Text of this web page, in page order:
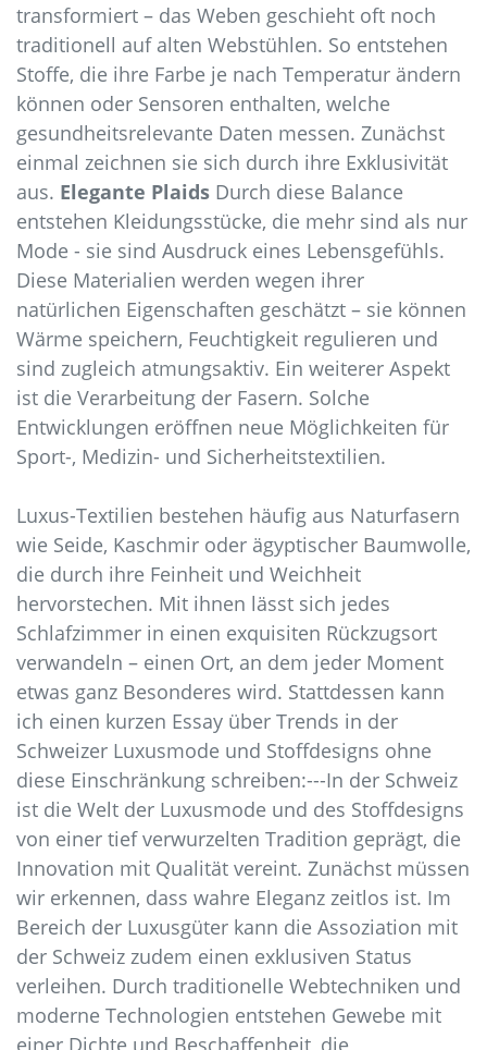
transformiert – das Weben geschieht oft noch
traditionell auf alten Webstühlen. So entstehen
Stoffe, die ihre Farbe je nach Temperatur ändern
können oder Sensoren enthalten, welche
gesundheitsrelevante Daten messen. Zunächst
einmal zeichnen sie sich durch ihre Exklusivität
aus. Elegante Plaids Durch diese Balance
entstehen Kleidungsstücke, die mehr sind als nur
Mode - sie sind Ausdruck eines Lebensgefühls.
Diese Materialien werden wegen ihrer
natürlichen Eigenschaften geschätzt – sie können
Wärme speichern, Feuchtigkeit regulieren und
sind zugleich atmungsaktiv. Ein weiterer Aspekt
ist die Verarbeitung der Fasern. Solche
Entwicklungen eröffnen neue Möglichkeiten für
Sport-, Medizin- und Sicherheitstextilien.
Luxus-Textilien bestehen häufig aus Naturfasern
wie Seide, Kaschmir oder ägyptischer Baumwolle,
die durch ihre Feinheit und Weichheit
hervorstechen. Mit ihnen lässt sich jedes
Schlafzimmer in einen exquisiten Rückzugsort
verwandeln – einen Ort, an dem jeder Moment
etwas ganz Besonderes wird. Stattdessen kann
ich einen kurzen Essay über Trends in der
Schweizer Luxusmode und Stoffdesigns ohne
diese Einschränkung schreiben:---In der Schweiz
ist die Welt der Luxusmode und des Stoffdesigns
von einer tief verwurzelten Tradition geprägt, die
Innovation mit Qualität vereint. Zunächst müssen
wir erkennen, dass wahre Eleganz zeitlos ist. Im
Bereich der Luxusgüter kann die Assoziation mit
der Schweiz zudem einen exklusiven Status
verleihen. Durch traditionelle Webtechniken und
moderne Technologien entstehen Gewebe mit
einer Dichte und Beschaffenheit, die